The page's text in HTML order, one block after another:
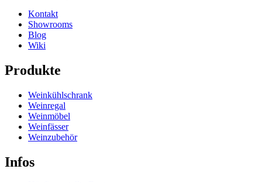
Kontakt
Showrooms
Blog
Wiki
Produkte
Weinkühlschrank
Weinregal
Weinmöbel
Weinfässer
Weinzubehör
Infos